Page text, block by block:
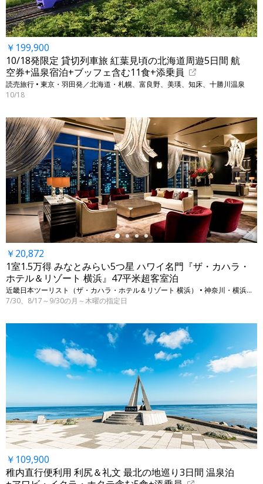
￥199,900
10/18発限定 貸切列車旅 紅葉見頃の北海道周遊5日間 航
空券+温泉宿泊+ブッフェ含む11食+添乗員
読売旅行 • 東京・羽田発／北海道・札幌、富良野、美瑛、知床、十勝川温泉
10/18
←
￥20,872
1室1.5万得 みなとみらい5つ星 ハワイ名門『ザ・カハラ・
ホテル＆リゾート 横浜』47平米超客室泊
近畿日本ツーリスト（ザ・カハラ・ホテル＆リゾート 横浜） • 神奈川・横浜（みなとみらい）
7/30、8/17～9/30の月～木曜の指定日
￥109,900
稚内直行便利用 利尻＆礼文 最北の地巡り3日間 温泉泊